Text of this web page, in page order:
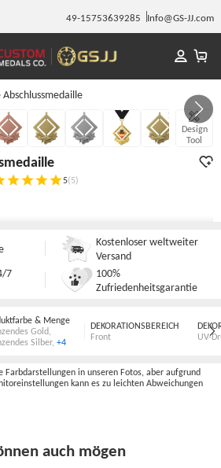
49-15753639285 Info@GS-JJ.com
Design
Tool
GALERIE 1/8
5(5)
Kostenloser weltweiter
Versand
7
100%
Zufriedenheitsgarantie
& Menge
Gold,
Silber, +4
DEKORATIONSBEREICH
Front
UV-
Farbdarstellungen in unseren Fotos, aber aufgrund
kann es zu leichten Abweichungen
auch mögen